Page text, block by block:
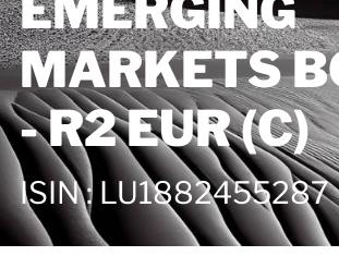
MARKETS
- R2 EUR (C)
ISIN: LU1882455287